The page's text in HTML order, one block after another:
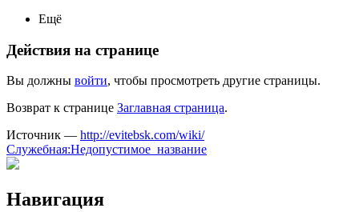
Ещё
Действия на странице
Вы должны войти, чтобы просмотреть другие страницы.
Возврат к странице Заглавная страница.
Источник — http://evitebsk.com/wiki/
Служебная:Недопустимое_название
Навигация